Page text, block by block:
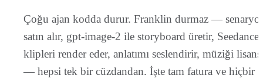
Çoğu ajan kodda durur. Franklin durmaz —
satın alır, gpt-image-2 ile storyboard üretir,
klipleri render eder, anlatımı seslendirir, müziği
— hepsi tek bir cüzdandan. İşte tam fatura ve hiçbir